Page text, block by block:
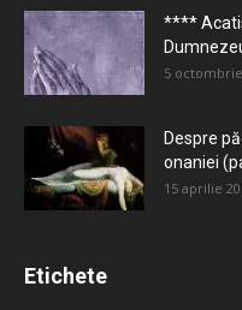
****
5
Despre
onaniei
15 aprilie
Etichete